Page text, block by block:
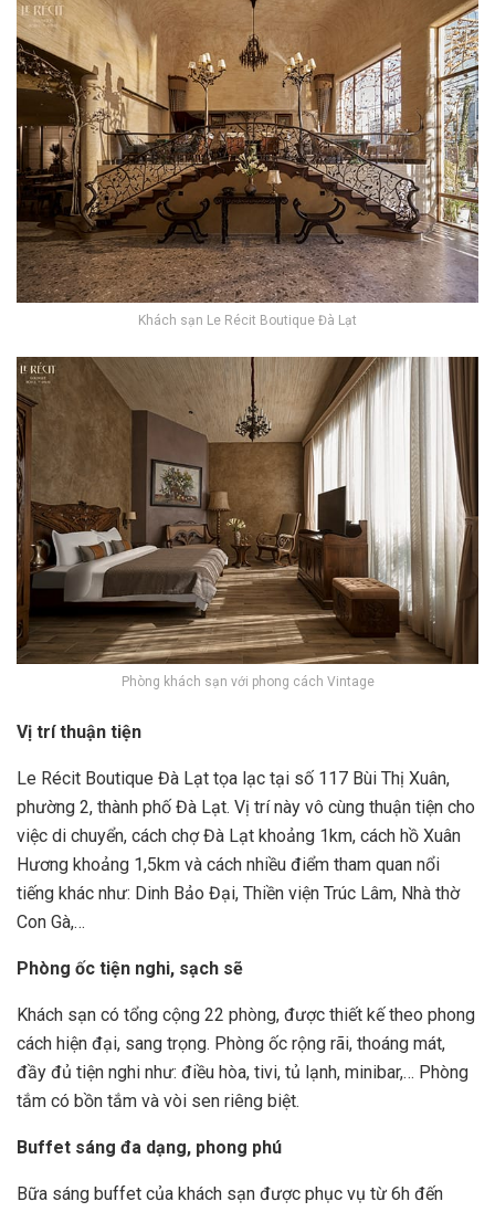
Khách sạn Le Récit Boutique Đà Lạt
Phòng khách sạn với phong cách Vintage
Vị trí thuận tiện
Le Récit Boutique Đà Lạt tọa lạc tại số 117 Bùi Thị Xuân,
phường 2, thành phố Đà Lạt. Vị trí này vô cùng thuận tiện cho
việc di chuyển, cách chợ Đà Lạt khoảng 1km, cách hồ Xuân
Hương khoảng 1,5km và cách nhiều điểm tham quan nổi
tiếng khác như: Dinh Bảo Đại, Thiền viện Trúc Lâm, Nhà thờ
Con Gà,…
Phòng ốc tiện nghi, sạch sẽ
Khách sạn có tổng cộng 22 phòng, được thiết kế theo phong
cách hiện đại, sang trọng. Phòng ốc rộng rãi, thoáng mát,
đầy đủ tiện nghi như: điều hòa, tivi, tủ lạnh, minibar,… Phòng
tắm có bồn tắm và vòi sen riêng biệt.
Buffet sáng đa dạng, phong phú
Bữa sáng buffet của khách sạn được phục vụ từ 6h đến